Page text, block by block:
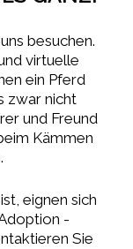
besuchen.
virtuelle
ein Pferd
zwar nicht
und Freund
Kämmen
eignen sich
-
Sie